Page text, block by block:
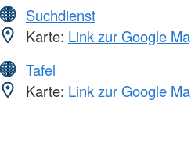
Suchdienst
Karte: Link zur Google
Tafel
Karte: Link zur Google